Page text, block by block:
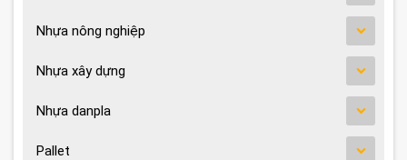
Nhựa nông nghiệp
Nhựa xây dựng
Nhựa danpla
Pallet